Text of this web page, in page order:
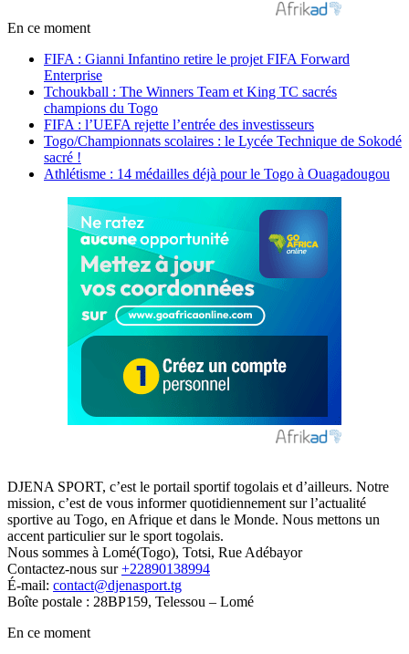
En ce moment
FIFA : Gianni Infantino retire le projet FIFA Forward
Enterprise
Tchoukball : The Winners Team et King TC sacrés
champions du Togo
FIFA : l’UEFA rejette l’entrée des investisseurs
Togo/Championnats scolaires : le Lycée Technique de Sokodé
sacré !
Athlétisme : 14 médailles déjà pour le Togo à Ouagadougou
DJENA SPORT, c’est le portail sportif togolais et d’ailleurs. Notre
mission, c’est de vous informer quotidiennement sur l’actualité
sportive au Togo, en Afrique et dans le Monde. Nous mettons un
accent particulier sur le sport togolais.
Nous sommes à Lomé(Togo), Totsi, Rue Adébayor
Contactez-nous sur+22890138994
É-mail: contact@djenasport.tg
Boîte postale : 28BP159, Telessou – Lomé
En ce moment